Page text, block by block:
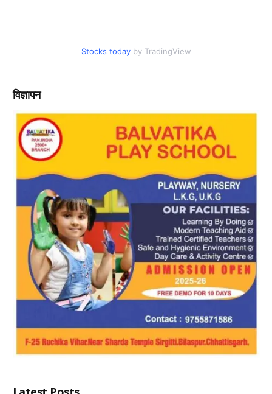
Stocks today by TradingView
विज्ञापन